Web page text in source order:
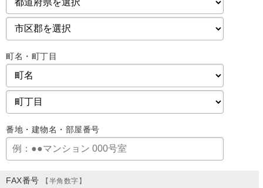
町名・町丁目
番地・建物名・部屋番号
FAX番号 【半角数字】